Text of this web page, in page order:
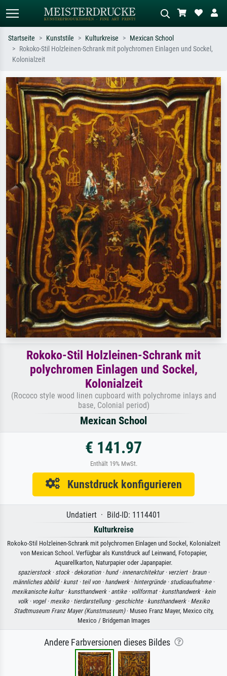
oder Stilen – z.B. Monet,
Sternennacht, Impressionismus, Welle
Hokusai, Akt.
Wiese, Abstrakt mit viel Rot, Dunkles
Ölgemälde, Stehender Akt neben einem
Baum.
Startseite Kunststile Kulturkreise
Mexican School
Rokoko-Stil Holzleinen-Schrank mit polychromen Einlagen und Sockel,
Kolonialzeit
Rokoko-Stil Holzleinen-Schrank mit
polychromen Einlagen und Sockel,
Kolonialzeit
(Rococo style wood linen cupboard with polychrome inlays and
base, Colonial period)
Mexican School
€ 141.97
Enthält 19% MwSt.
Kunstdruck konfigurieren
Undatiert · Bild-ID: 1114401
Kulturkreise
Rokoko-Stil Holzleinen-Schrank mit polychromen Einlagen und Sockel, Kolonialzeit
von Mexican School. Verfügbar als Kunstdruck auf Leinwand, Fotopapier,
Aquarellkarton, Naturpapier oder Japanpapier.
spazierstock · stock · dekoration · hund · innenarchitektur · verziert · braun ·
männliches abbild · kunst · teil von · handwerk · hintergründe · studioaufnahme ·
mexikanische kultur · kunsthandwerk · antike · vollformat · kunsthandwerk · kein
volk · vogel · mexiko · tierdarstellung · geschichte · kunsthandwerk · Mexiko
Stadtmuseum Franz Mayer (Kunstmuseum)· Museo Franz Mayer, Mexico city,
Mexico / Bridgeman Images
Andere Farbversionen dieses Bildes